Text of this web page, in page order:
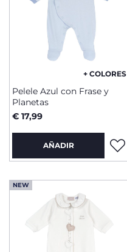
+ COLORES
Pelele Azul con Frase y
Planetas
€ 17,99
AÑADIR
NEW